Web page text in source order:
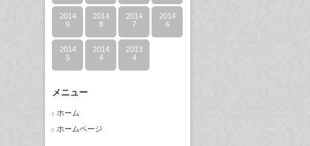
2014
9
2014
8
2014
7
2014
6
2014
5
2014
4
2013
4
メニュー
ホーム
ホームページ